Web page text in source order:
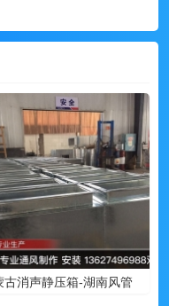
古消声静压箱-湖南风管